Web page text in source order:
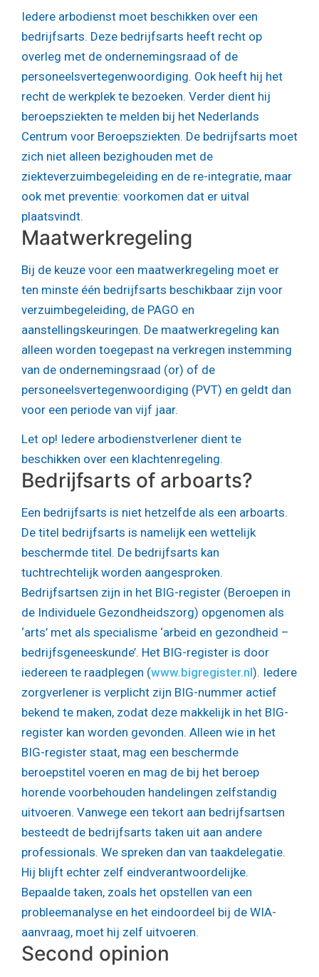
Iedere arbodienst moet beschikken over een
bedrijfsarts. Deze bedrijfsarts heeft recht op
overleg met de ondernemingsraad of de
personeelsvertegenwoordiging. Ook heeft hij het
recht de werkplek te bezoeken. Verder dient hij
beroepsziekten te melden bij het Nederlands
Centrum voor Beroepsziekten. De bedrijfsarts moet
zich niet alleen bezighouden met de
ziekteverzuimbegeleiding en de re-integratie, maar
ook met preventie: voorkomen dat er uitval
plaatsvindt.
Maatwerkregeling
Bij de keuze voor een maatwerkregeling moet er
ten minste één bedrijfsarts beschikbaar zijn voor
verzuimbegeleiding, de PAGO en
aanstellingskeuringen. De maatwerkregeling kan
alleen worden toegepast na verkregen instemming
van de ondernemingsraad (or) of de
personeelsvertegenwoordiging (PVT) en geldt dan
voor een periode van vijf jaar.
Let op! Iedere arbodienstverlener dient te
beschikken over een klachtenregeling.
Bedrijfsarts of arboarts?
Een bedrijfsarts is niet hetzelfde als een arboarts.
De titel bedrijfsarts is namelijk een wettelijk
beschermde titel. De bedrijfsarts kan
tuchtrechtelijk worden aangesproken.
Bedrijfsartsen zijn in het BIG-register (Beroepen in
de Individuele Gezondheidszorg) opgenomen als
‘arts’ met als specialisme ‘arbeid en gezondheid –
bedrijfsgeneeskunde’. Het BIG-register is door
iedereen te raadplegen (www.bigregister.nl). Iedere
zorgverlener is verplicht zijn BIG-nummer actief
bekend te maken, zodat deze makkelijk in het BIG-
register kan worden gevonden. Alleen wie in het
BIG-register staat, mag een beschermde
beroepstitel voeren en mag de bij het beroep
horende voorbehouden handelingen zelfstandig
uitvoeren. Vanwege een tekort aan bedrijfsartsen
besteedt de bedrijfsarts taken uit aan andere
professionals. We spreken dan van taakdelegatie.
Hij blijft echter zelf eindverantwoordelijke.
Bepaalde taken, zoals het opstellen van een
probleemanalyse en het eindoordeel bij de WIA-
aanvraag, moet hij zelf uitvoeren.
Second opinion